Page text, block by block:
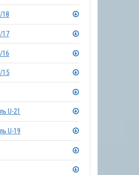
18
17
16
15
U-21
U-19